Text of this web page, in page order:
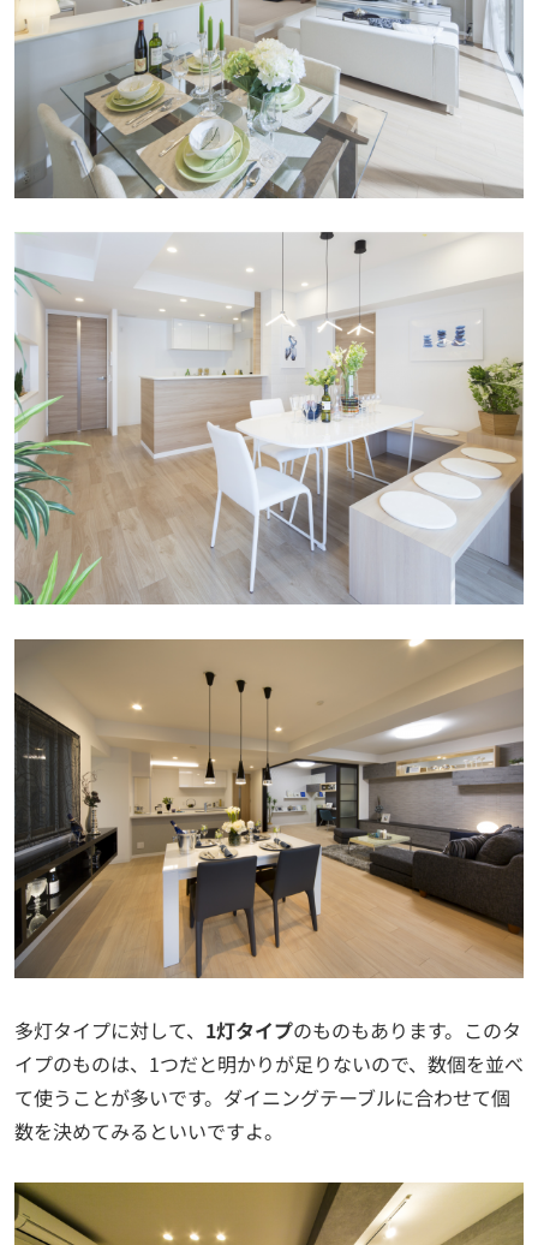
多灯タイプに対して、 1灯タイプのものもあります。このタ
イプのものは、1つだと明かりが足りないので、数個を並べ
て使うことが多いです。ダイニングテーブルに合わせて個
数を決めてみるといいですよ。